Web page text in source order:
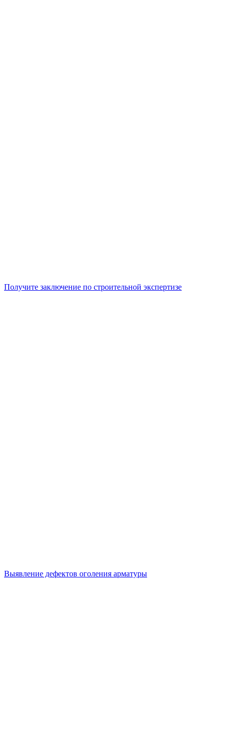
Получите заключение по строительной экспертизе
Выявление дефектов оголения арматуры